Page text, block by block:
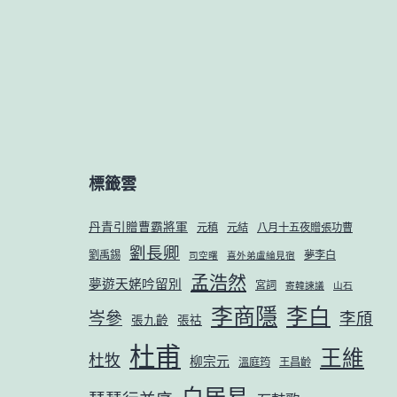
標籤雲
丹青引贈曹霸將軍 元稹 元結 八月十五夜贈張功曹
劉禹錫 劉長卿 司空曙 喜外弟盧綸見宿 夢李白
夢遊天姥吟留別 孟浩然 宮詞 寄韓諫議 山石
岑參 張九齡 張祜 李商隱 李白 李頎
杜牧 杜甫 柳宗元 溫庭筠 王昌齡 王維